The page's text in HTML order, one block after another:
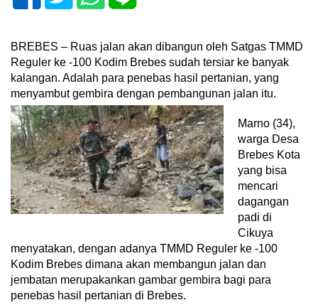
BREBES – Ruas jalan akan dibangun oleh Satgas TMMD
Reguler ke -100 Kodim Brebes sudah tersiar ke banyak
kalangan. Adalah para penebas hasil pertanian, yang
menyambut gembira dengan pembangunan jalan itu.
Marno (34),
warga Desa
Brebes Kota
yang bisa
mencari
dagangan
padi di
Cikuya
menyatakan, dengan adanya TMMD Reguler ke -100
Kodim Brebes dimana akan membangun jalan dan
jembatan merupakankan gambar gembira bagi para
penebas hasil pertanian di Brebes.